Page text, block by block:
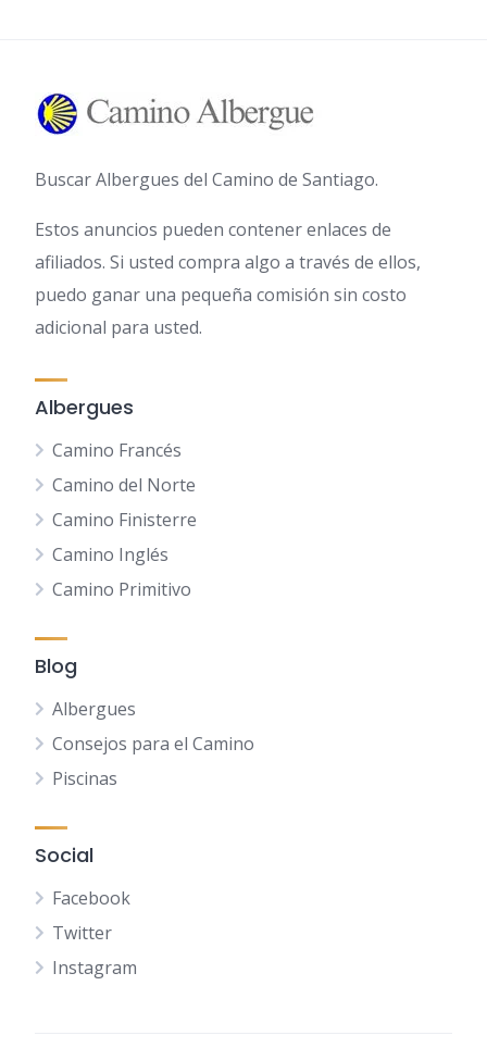
Buscar Albergues del Camino de Santiago.
Estos anuncios pueden contener enlaces de
afiliados. Si usted compra algo a través de ellos,
puedo ganar una pequeña comisión sin costo
adicional para usted.
Albergues
Camino Francés
Camino del Norte
Camino Finisterre
Camino Inglés
Camino Primitivo
Blog
Albergues
Consejos para el Camino
Piscinas
Social
Facebook
Twitter
Instagram